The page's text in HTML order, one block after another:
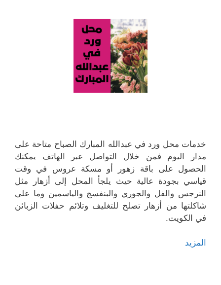
خدمات محل ورد في عبدالله المبارك الصباح متاحة على
مدار اليوم فمن خلال التواصل عبر الهاتف يمكنك
الحصول على باقة زهور أو مسكة عروس في وقت
قياسي بجودة عالية حيث يلجأ المحل إلى أزهار مثل
النرجس والفل والجوري والبنفسج والياسمين وما على
شاكلتها من أزهار تصلح للتغليف وتلائم حفلات الزبائن
في الكويت.
المزيد